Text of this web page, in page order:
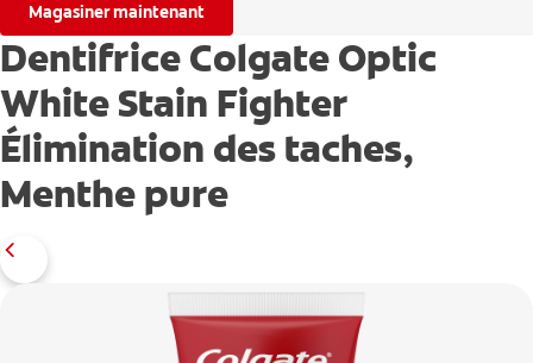
Magasiner maintenant
Dentifrice Colgate Optic
White Stain Fighter
Élimination des taches,
Menthe pure